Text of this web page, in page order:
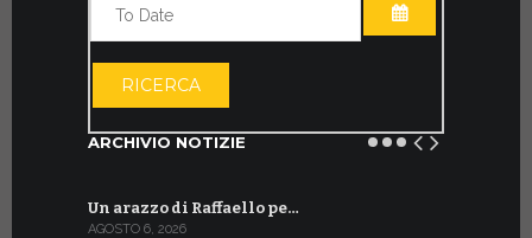
APRI IL
RICERCA
ARCHIVIO NOTIZIE
Un arazzo di Raffaello pe…
AGOSTO 6, 2026